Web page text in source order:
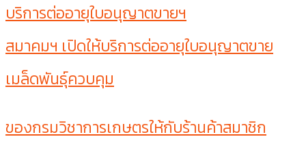
บริการต่ออายุใบอนุญาตขายฯ
สมาคมฯ เปิดให้บริการต่ออายุใบอนุญาตขาย
เมล็ดพันธุ์ควบคุม
ของกรมวิชาการเกษตรให้กับร้านค้าสมาชิก